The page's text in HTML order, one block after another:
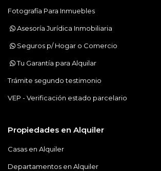
Fotografía Para Inmuebles
Asesoría Jurídica Inmobiliaria
Seguros p/ Hogar o Comercio
Tu Garantía para Alquilar
Trámite segundo testimonio
VEP - Verificación estado parcelario
Propiedades en Alquiler
Casas en Alquiler
Departamentos en Alquiler